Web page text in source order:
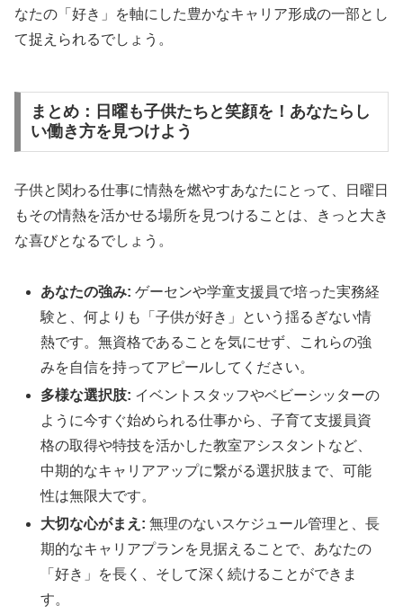
なたの「好き」を軸にした豊かなキャリア形成の一部とし
て捉えられるでしょう。
まとめ：日曜も子供たちと笑顔を！あなたらし
い働き方を見つけよう
子供と関わる仕事に情熱を燃やすあなたにとって、日曜日
もその情熱を活かせる場所を見つけることは、きっと大き
な喜びとなるでしょう。
あなたの強み: ゲーセンや学童支援員で培った実務経
験と、何よりも「子供が好き」という揺るぎない情
熱です。無資格であることを気にせず、これらの強
みを自信を持ってアピールしてください。
多様な選択肢: イベントスタッフやベビーシッターの
ように今すぐ始められる仕事から、子育て支援員資
格の取得や特技を活かした教室アシスタントなど、
中期的なキャリアアップに繋がる選択肢まで、可能
性は無限大です。
大切な心がまえ: 無理のないスケジュール管理と、長
期的なキャリアプランを見据えることで、あなたの
「好き」を長く、そして深く続けることができま
す。